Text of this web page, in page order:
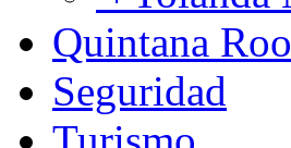
Quintana Roo
Seguridad